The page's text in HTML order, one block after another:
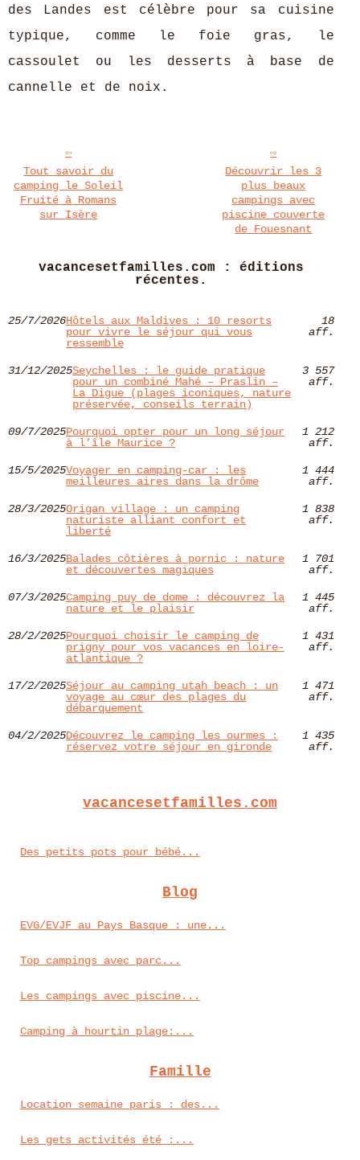
des Landes est célèbre pour sa cuisine
typique, comme le foie gras, le
cassoulet ou les desserts à base de
cannelle et de noix.
Tout savoir du
camping le Soleil
Fruité à Romans
sur Isère
Découvrir les 3
plus beaux
campings avec
piscine couverte
de Fouesnant
vacancesetfamilles.com : éditions
récentes.
25/7/2026Hôtels aux Maldives : 10 resorts
pour vivre le séjour qui vous
ressemble
18
aff.
31/12/2025Seychelles : le guide pratique
pour un combiné Mahé – Praslin –
La Digue (plages iconiques, nature
préservée, conseils terrain)
3 557
aff.
09/7/2025Pourquoi opter pour un long séjour
à l’île Maurice ?
1 212
aff.
15/5/2025Voyager en camping-car : les
meilleures aires dans la drôme
1 444
aff.
28/3/2025Origan village : un camping
naturiste alliant confort et
liberté
1 838
aff.
16/3/2025Balades côtières à pornic : nature
et découvertes magiques
1 701
aff.
07/3/2025Camping puy de dome : découvrez la
nature et le plaisir
1 445
aff.
28/2/2025Pourquoi choisir le camping de
prigny pour vos vacances en loire-
atlantique ?
1 431
aff.
17/2/2025Séjour au camping utah beach : un
voyage au cœur des plages du
débarquement
1 471
aff.
04/2/2025Découvrez le camping les ourmes :
réservez votre séjour en gironde
1 435
aff.
vacancesetfamilles.com
Des petits pots pour bébé...
Blog
EVG/EVJF au Pays Basque : une...
Top campings avec parc...
Les campings avec piscine...
Camping à hourtin plage:...
Famille
Location semaine paris : des...
Les gets activités été :...